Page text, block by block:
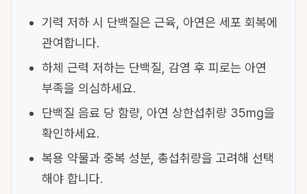
기력 저하 시 단백질은 근육, 아연은 세포 회복에
관여합니다.
하체 근력 저하는 단백질, 감염 후 피로는 아연
부족을 의심하세요.
단백질 음료 당 함량, 아연 상한섭취량 35mg을
확인하세요.
복용 약물과 중복 성분, 총섭취량을 고려해 선택
해야 합니다.